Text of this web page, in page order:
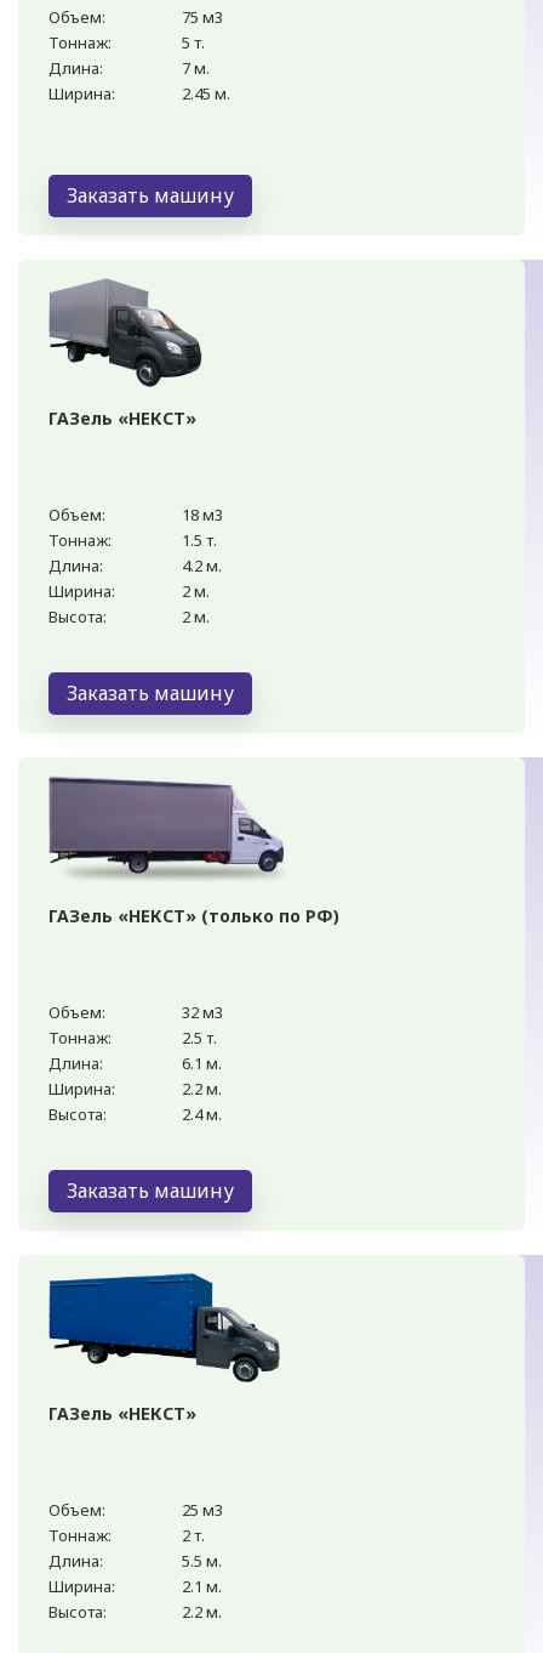
Объем:
75 м3
Тоннаж:
5 т.
Длина:
7 м.
Ширина:
2.45 м.
Заказать машину
ГАЗель «НЕКСТ»
Объем:
18 м3
Тоннаж:
1.5 т.
Длина:
4.2 м.
Ширина:
2 м.
Высота:
2 м.
Заказать машину
ГАЗель «НЕКСТ» (только по РФ)
Объем:
32 м3
Тоннаж:
2.5 т.
Длина:
6.1 м.
Ширина:
2.2 м.
Высота:
2.4 м.
Заказать машину
ГАЗель «НЕКСТ»
Объем:
25 м3
Тоннаж:
2 т.
Длина:
5.5 м.
Ширина:
2.1 м.
Высота:
2.2 м.